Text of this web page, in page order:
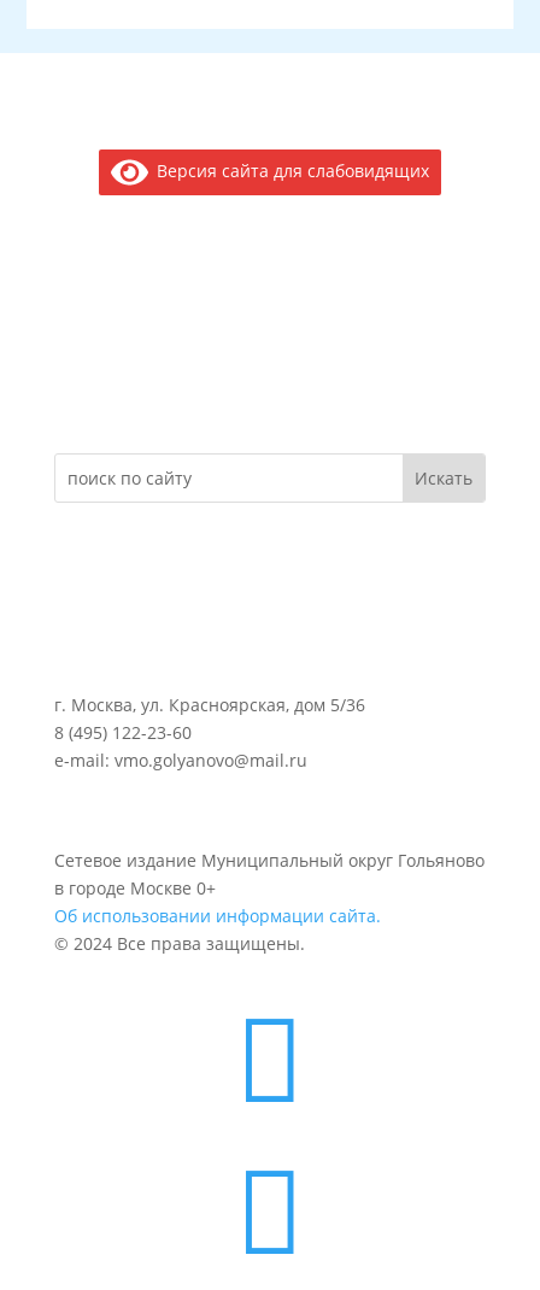
Версия сайта для слабовидящих
г. Москва, ул. Красноярская, дом 5/36
8 (495) 122-23-60
e-mail: vmo.golyanovo@mail.ru
Сетевое издание Муниципальный округ Гольяново
в городе Москве 0+
Об использовании информации сайта.
© 2024 Все права защищены.

